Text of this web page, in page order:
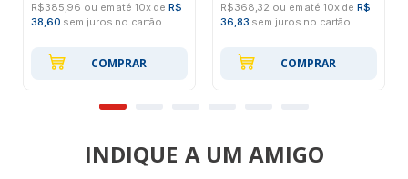
R$385,96 ou em até 10x deR$
38,60 sem juros no cartão
COMPRAR
R$368,32 ou em até 10x deR$
36,83 sem juros no cartão
COMPRAR
INDIQUE